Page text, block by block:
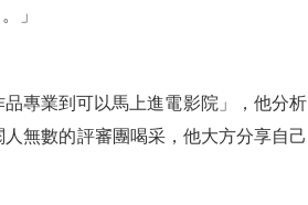
」
專業到可以馬上進電影院」，他分析
無數的評審團喝采，他大方分享自己